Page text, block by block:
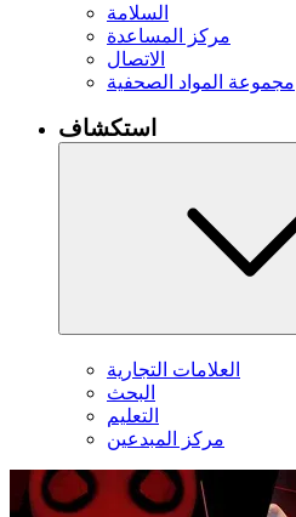
السلامة
مركز المساعدة
الاتصال
مجموعة المواد الصحفية
استكشاف
العلامات التجارية
البحث
التعليم
مركز المبدعين